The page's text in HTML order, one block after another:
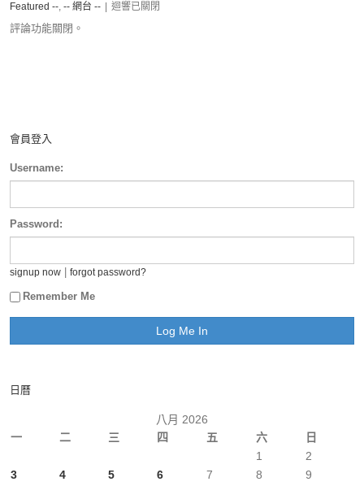
Featured --, -- 網台 -- 迴響已關閉
評論功能關閉。
會員登入
Username:
Password:
signup now forgot password?
Remember Me
日曆
八月 2026
一
二 三 四 五 六 日
1
2
3
4 5 6 7 8
9